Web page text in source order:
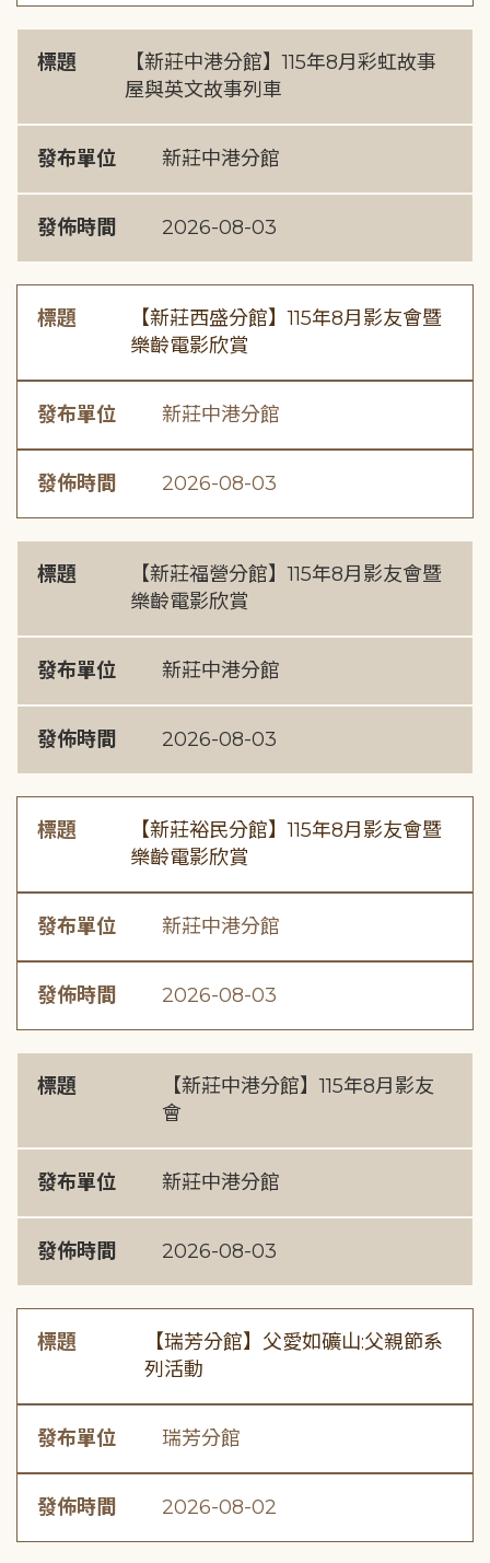
標題
【新莊中港分館】115年8月彩虹故事
屋與英文故事列車
發布單位 新莊中港分館
發佈時間 2026-08-03
標題
【新莊西盛分館】115年8月影友會暨
樂齡電影欣賞
發布單位 新莊中港分館
發佈時間 2026-08-03
標題
【新莊福營分館】115年8月影友會暨
樂齡電影欣賞
發布單位 新莊中港分館
發佈時間 2026-08-03
標題
【新莊裕民分館】115年8月影友會暨
樂齡電影欣賞
發布單位 新莊中港分館
發佈時間 2026-08-03
標題
【新莊中港分館】115年8月影友
會
發布單位 新莊中港分館
發佈時間 2026-08-03
標題
【瑞芳分館】父愛如礦山:父親節系
列活動
發布單位 瑞芳分館
發佈時間 2026-08-02